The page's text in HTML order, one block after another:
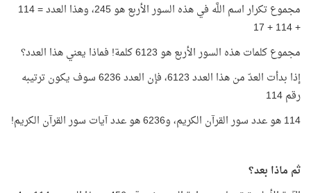
مجموع تكرار اسم اللَّه في هذه السور الأربع هو 245، وهذا العدد = 114
+ 114 + 17
مجموع كلمات هذه السور الأربع هو 6123 كلمة! فماذا يعني هذا العدد؟
إذا بدأت العدّ من هذا العدد 6123، فإن العدد 6236 سوف يكون ترتيبه
رقم 114
114 هو عدد سور القرآن الكريم، و6236 هو عدد آيات سور القرآن الكريم!
ثم ماذا بعد؟